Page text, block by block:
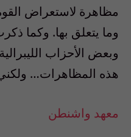
مظاهرة لاستعراض
وما يتعلق بها. وكما
وبعض الأحزاب
هذه المظاهرات…
معهد واشنطن